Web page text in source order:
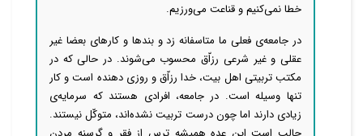
خطا نمی‌کنیم و قناعت می‌ورزیم.
در جامعه‌ی فعلی ما متاسفانه زد و بندها و کارهای بعضا غیر
عقلی و غیر شرعی رزاّق محسوب می‌شوند. در حالی که در
مکتب تربیتی اهل بیت، خدا رزاّق و روزی دهنده است و کار
تنها وسیله‌ است. در جامعه، افرادی هستند که سرمایه‌ی
زیادی دارند اما چون درست تربیت نشده‌اند، متوکّل نیستند.